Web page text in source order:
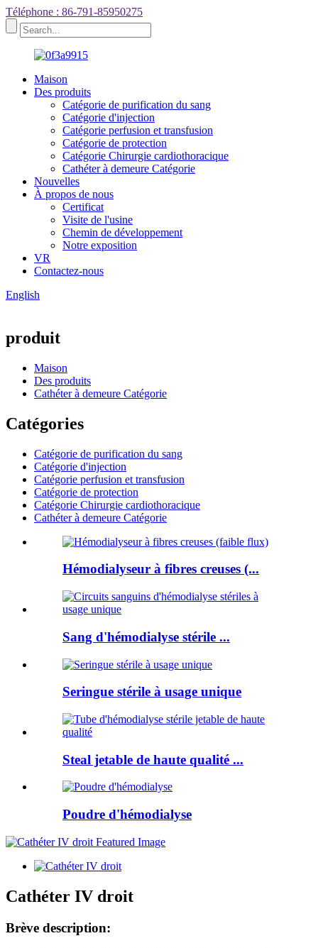
Téléphone : 86-791-85950275
Maison
Des produits
Catégorie de purification du sang
Catégorie d'injection
Catégorie perfusion et transfusion
Catégorie de protection
Catégorie Chirurgie cardiothoracique
Cathéter à demeure Catégorie
Nouvelles
À propos de nous
Certificat
Visite de l'usine
Chemin de développement
Notre exposition
VR
Contactez-nous
English
produit
Maison
Des produits
Cathéter à demeure Catégorie
Catégories
Catégorie de purification du sang
Catégorie d'injection
Catégorie perfusion et transfusion
Catégorie de protection
Catégorie Chirurgie cardiothoracique
Cathéter à demeure Catégorie
Hémodialyseur à fibres creuses (...
Sang d'hémodialyse stérile ...
Seringue stérile à usage unique
Steal jetable de haute qualité ...
Poudre d'hémodialyse
Cathéter IV droit
Brève description: